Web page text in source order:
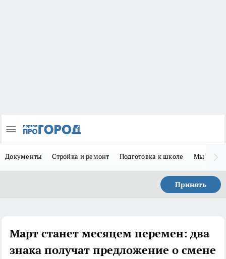
Документы Стройка и ремонт Подготовка к школе Мы в MAX
Принять
Март станет месяцем перемен: два
знака получат предложение о смене